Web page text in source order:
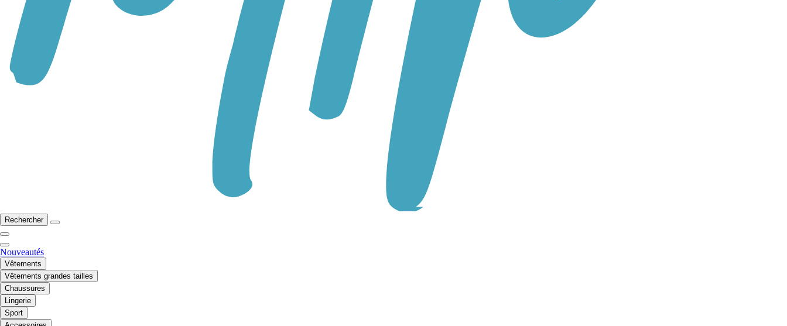
Rechercher
Nouveautés
Vêtements
Vêtements grandes tailles
Chaussures
Lingerie
Sport